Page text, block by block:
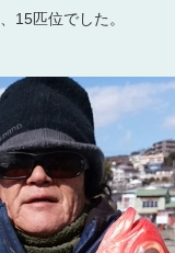
15匹位でした。